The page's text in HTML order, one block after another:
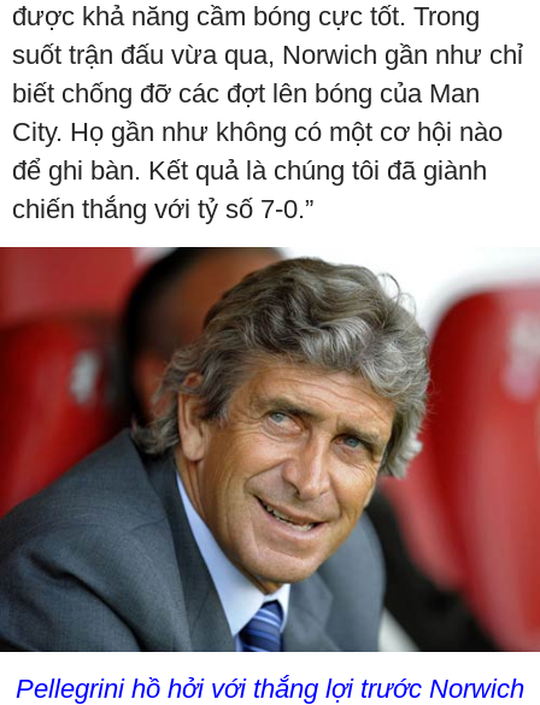
được khả năng cầm bóng cực tốt. Trong
suốt trận đấu vừa qua, Norwich gần như chỉ
biết chống đỡ các đợt lên bóng của Man
City. Họ gần như không có một cơ hội nào
để ghi bàn. Kết quả là chúng tôi đã giành
chiến thắng với tỷ số 7-0.”
Pellegrini hồ hởi với thắng lợi trước Norwich